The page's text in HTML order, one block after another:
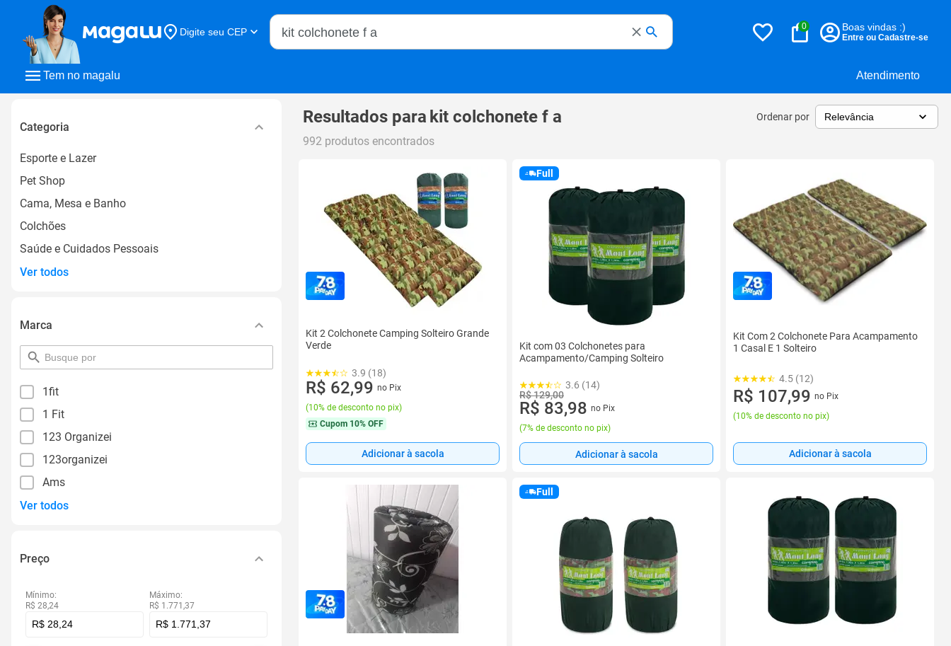
Tem no magalu Atendimento
Digite seu CEP
Buscar no Magalu
0 Boas vindas :)
Entre ou Cadastre-se
Categoria
Esporte e Lazer
Pet Shop
Cama, Mesa e Banho
Colchões
Saúde e Cuidados Pessoais
Ver todos
Marca
pesquisar
por
1fit
1 Fit
123 Organizei
123organizei
Ams
Ver todos
Preço
Mínimo:
R$ 28,24
Máximo:
R$ 1.771,37
Resultados para kit colchonete f a Ordenar por
992 produtos encontrados
Kit 2 Colchonete Camping Solteiro Grande
Verde
3.9 (18)
R$ 62,99 no Pix
(10% de desconto no pix)
Cupom 10% OFF
Adicionar à sacola
Full
Kit com 03 Colchonetes para
Acampamento/Camping Solteiro
3.6 (14)
R$ 129,00
R$ 83,98 no Pix
(7% de desconto no pix)
Adicionar à sacola
Kit Com 2 Colchonete Para Acampamento
1 Casal E 1 Solteiro
4.5 (12)
R$ 107,99 no Pix
(10% de desconto no pix)
Adicionar à sacola
Full